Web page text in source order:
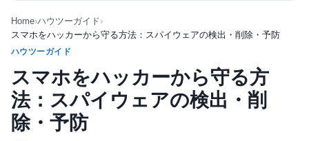
Home›ハウツーガイド›
スマホをハッカーから守る方法：スパイウェアの検出・削除・予防
ハウツーガイド
スマホをハッカーから守る方
法：スパイウェアの検出・削
除・予防